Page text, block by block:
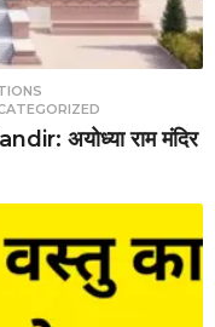
अयोध्या राम मंदिर